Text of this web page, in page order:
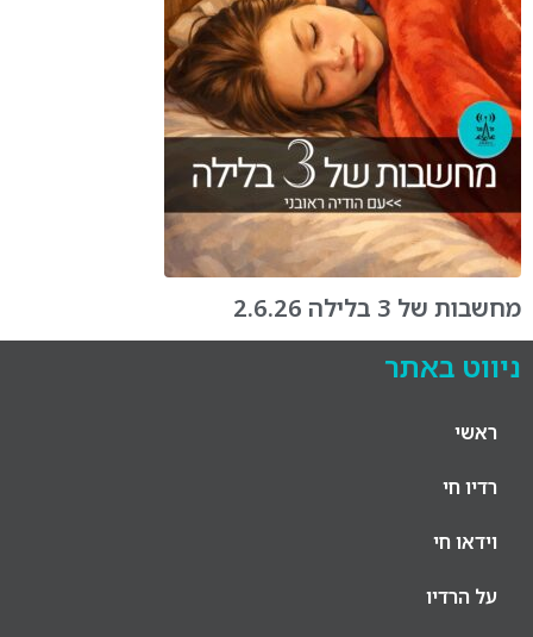
מחשבות של 3 בלילה 2.6.26
ניווט באתר
ראשי
רדיו חי
וידאו חי
על הרדיו